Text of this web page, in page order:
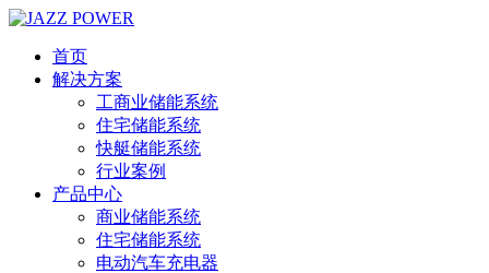
首页
解决方案
工商业储能系统
住宅储能系统
快艇储能系统
行业案例
产品中心
商业储能系统
住宅储能系统
电动汽车充电器